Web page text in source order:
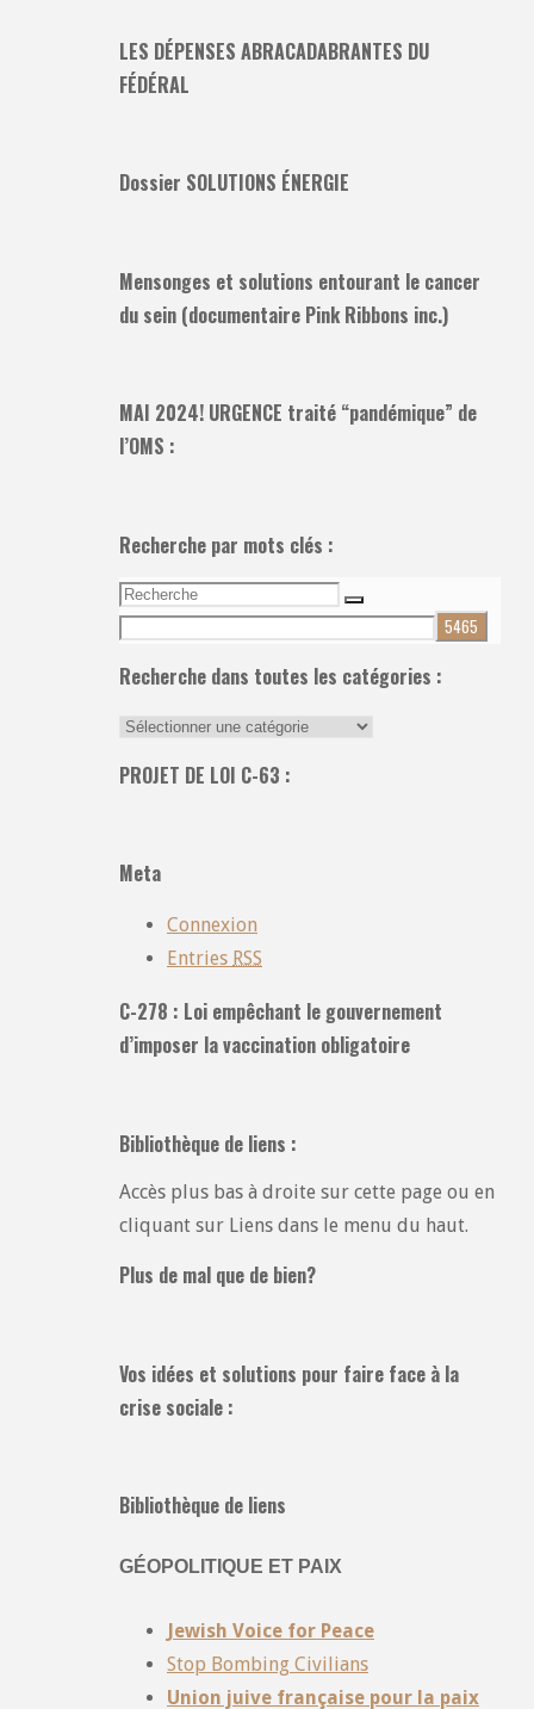
LES DÉPENSES ABRACADABRANTES DU
FÉDÉRAL
Dossier SOLUTIONS ÉNERGIE
Mensonges et solutions entourant le cancer
du sein (documentaire Pink Ribbons inc.)
MAI 2024! URGENCE traité “pandémique” de
l’OMS :
Recherche par mots clés :
Recherche
pour:
Recherche
Recherche dans toutes les catégories :
Recherche
toutes
PROJET DE LOI C-63 :
Meta
Connexion
Entries RSS
C-278 : Loi empêchant le gouvernement
d’imposer la vaccination obligatoire
Bibliothèque de liens :
Accès plus bas à droite sur cette page ou en
cliquant sur Liens dans le menu du haut.
Plus de mal que de bien?
Vos idées et solutions pour faire face à la
crise sociale :
Bibliothèque de liens
GÉOPOLITIQUE ET PAIX
Jewish Voice for Peace
Stop Bombing Civilians
Union juive française pour la paix